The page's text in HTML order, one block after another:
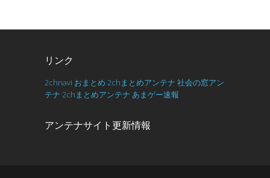
リンク
2chnavi おまとめ 2chまとめアンテナ 社会の窓アン
テナ 2chまとめアンテナ あまゲー速報
アンテナサイト更新情報